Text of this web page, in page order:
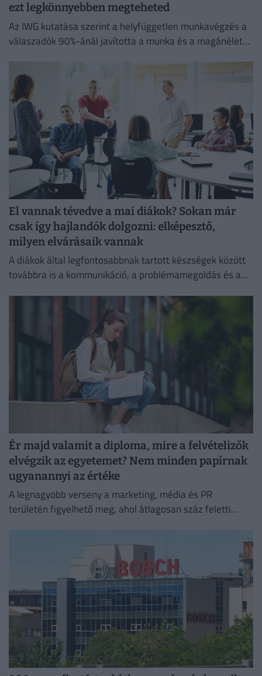
ezt legkönnyebben megteheted
Az IWG kutatása szerint a helyfüggetlen munkavégzés a
válaszadók 90%-ánál javította a munka és a magánélet
El vannak tévedve a mai diákok? Sokan már
csak így hajlandók dolgozni: elképesztő,
milyen elvárásaik vannak
A diákok által legfontosabbnak tartott készségek között
továbbra is a kommunikáció, a problémamegoldás és a
Ér majd valamit a diploma, mire a felvételizők
elvégzik az egyetemet? Nem minden papírnak
ugyanannyi az értéke
A legnagyobb verseny a marketing, média és PR
területén figyelhető meg, ahol átlagosan száz feletti